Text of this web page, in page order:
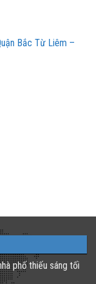
Bắc Từ Liêm –
phố thiếu sáng tối